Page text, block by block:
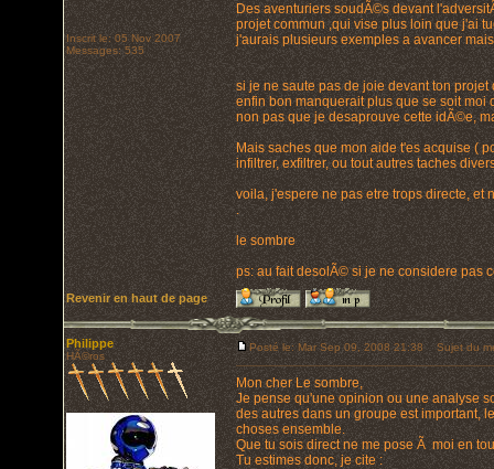
Inscrit le: 05 Nov 2007
Messages: 535
Des aventuriers soudÃ©s devant
projet commun ,qui vise plus loin que j'ai
j'aurais plusieurs exemples a avancer
si je ne saute pas de joie devant ton
enfin bon manquerait plus que se soit moi
non pas que je desaprouve cette idÃ©e,
Mais saches que mon aide t'es acquise (
infiltrer, exfiltrer, ou tout autres taches
voila, j'espere ne pas etre trops directe,
.
le sombre
ps: au fait desolÃ© si je ne considere pas
Revenir en haut de page
Philippe
HÃ©ros
Posté le: Mar Sep 09, 2008 21:38 Sujet du
Mon cher Le sombre,
Je pense qu'une opinion ou une analyse
des autres dans un groupe est important,
choses ensemble.
Que tu sois direct ne me pose Ã moi en
Tu estimes donc, je cite :